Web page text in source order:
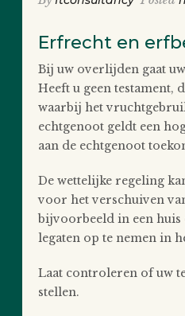
Erfrecht en
Bij uw overlijden gaat
Heeft u geen
waarbij het
echtgenoot geldt een
aan de echtgenoot
De wettelijke regeling
voor het verschuiven
bijvoorbeeld in een
legaten op te nemen in
Laat controleren of uw
stellen.